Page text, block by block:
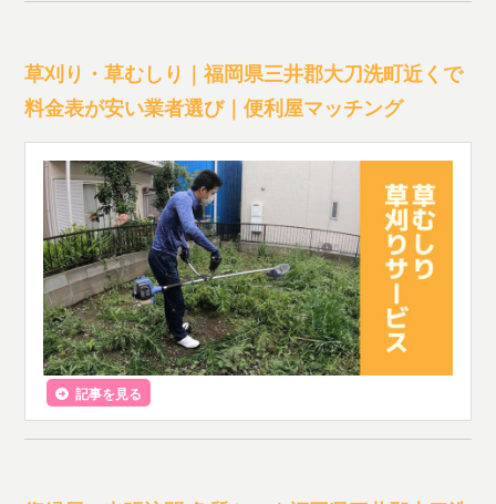
草刈り・草むしり｜福岡県三井郡大刀洗町近くで
料金表が安い業者選び｜便利屋マッチング
記事を見る